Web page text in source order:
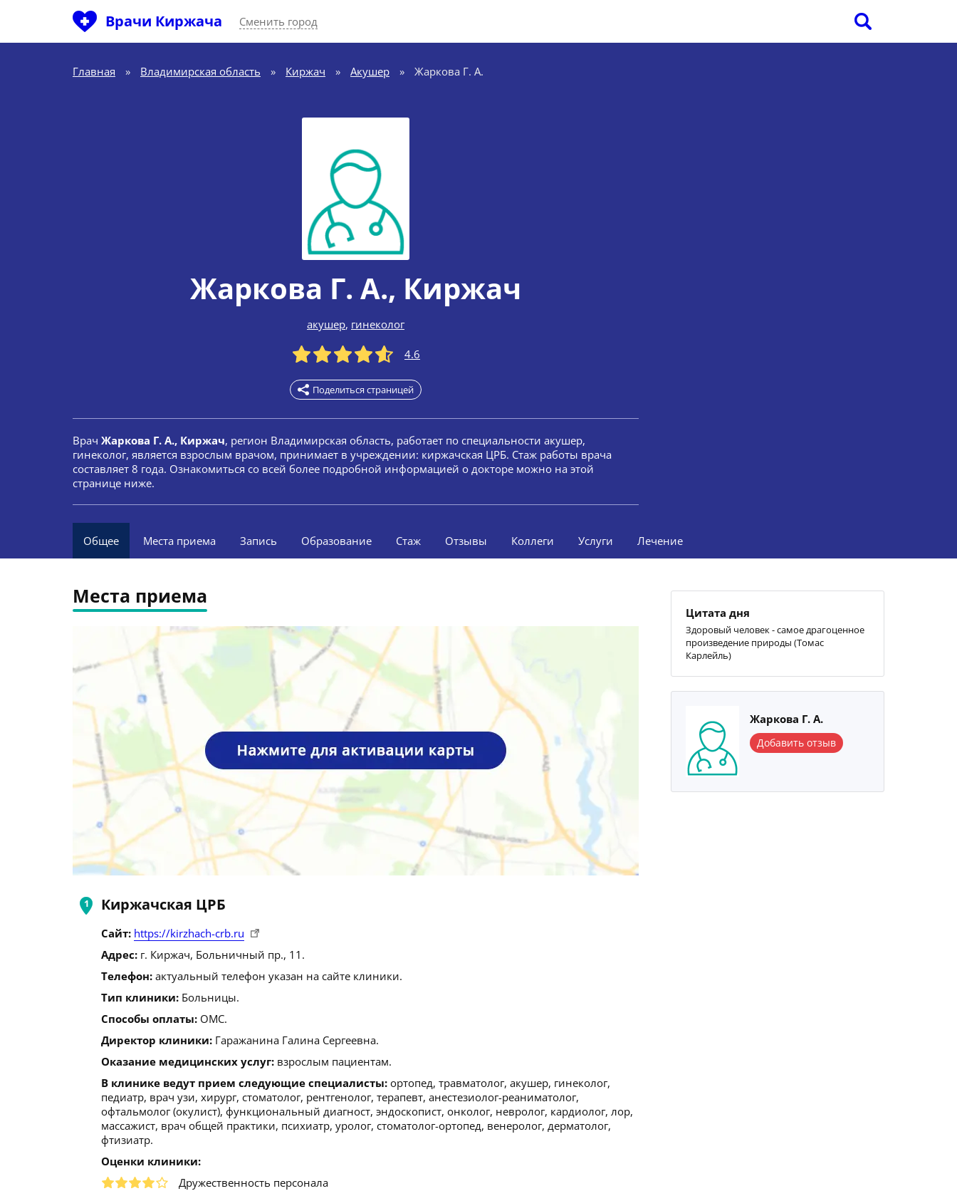
Врачи Киржача Сменить город
Главная » Владимирская область » Киржач » Акушер » Жаркова Г. А.
Жаркова Г. А., Киржач
акушер, гинеколог
4.6
Поделиться страницей
Врач Жаркова Г. А., Киржач, регион Владимирская область, работает по специальности акушер,
гинеколог, является взрослым врачом, принимает в учреждении: киржачская ЦРБ. Стаж работы врача
составляет 8 года. Ознакомиться со всей более подробной информацией о докторе можно на этой
странице ниже.
Общее Места приема Запись Образование Стаж Отзывы Коллеги Услуги Лечение
Места приема
Киржачская ЦРБ
Сайт: https://kirzhach-crb.ru
Адрес: г. Киржач, Больничный пр., 11.
Телефон: актуальный телефон указан на сайте клиники.
Тип клиники: Больницы.
Способы оплаты: ОМС.
Директор клиники: Гаражанина Галина Сергеевна.
Оказание медицинских услуг: взрослым пациентам.
В клинике ведут прием следующие специалисты: ортопед, травматолог, акушер, гинеколог,
педиатр, врач узи, хирург, стоматолог, рентгенолог, терапевт, анестезиолог-реаниматолог,
офтальмолог (окулист), функциональный диагност, эндоскопист, онколог, невролог, кардиолог, лор,
массажист, врач общей практики, психиатр, уролог, стоматолог-ортопед, венеролог, дерматолог,
фтизиатр.
Оценки клиники:
Дружественность персонала
Цитата дня
Здоровый человек - самое драгоценное
произведение природы (Томас
Карлейль)
Жаркова Г. А.
Добавить отзыв